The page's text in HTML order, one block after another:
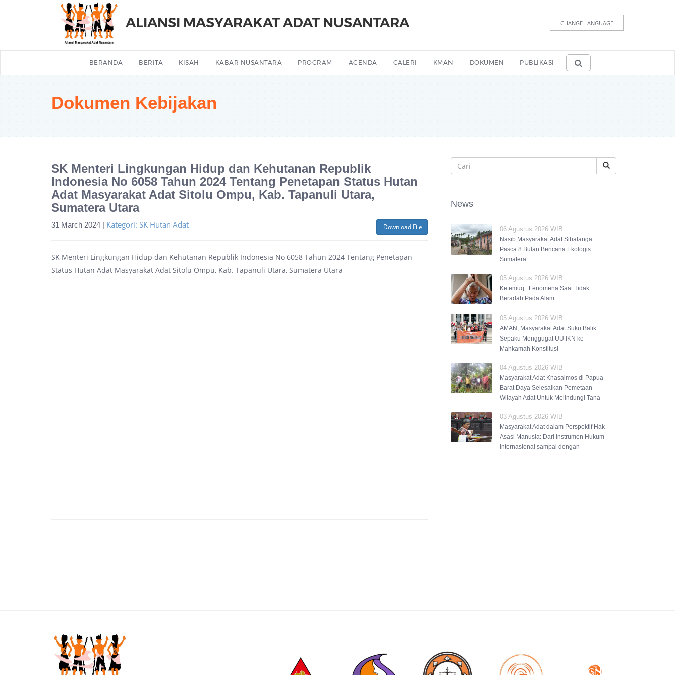
ALIANSI MASYARAKAT ADAT NUSANTARA CHANGE LANGUAGE
BERANDA BERITA KISAH KABAR NUSANTARA PROGRAM AGENDA GALERI KMAN DOKUMEN PUBLIKASI
Dokumen Kebijakan
SK Menteri Lingkungan Hidup dan Kehutanan Republik
Indonesia No 6058 Tahun 2024 Tentang Penetapan Status Hutan
Adat Masyarakat Adat Sitolu Ompu, Kab. Tapanuli Utara,
Sumatera Utara
Download File
31 March 2024 | Kategori: SK Hutan Adat
SK Menteri Lingkungan Hidup dan Kehutanan Republik Indonesia No 6058 Tahun 2024 Tentang Penetapan
Status Hutan Adat Masyarakat Adat Sitolu Ompu, Kab. Tapanuli Utara, Sumatera Utara
News
06 Agustus 2026 WIB
Nasib Masyarakat Adat Sibalanga
Pasca 8 Bulan Bencana Ekologis
Sumatera
05 Agustus 2026 WIB
Ketemuq : Fenomena Saat Tidak
Beradab Pada Alam
05 Agustus 2026 WIB
AMAN, Masyarakat Adat Suku Balik
Sepaku Menggugat UU IKN ke
Mahkamah Konstitusi
04 Agustus 2026 WIB
Masyarakat Adat Knasaimos di Papua
Barat Daya Selesaikan Pemetaan
Wilayah Adat Untuk Melindungi Tana
03 Agustus 2026 WIB
Masyarakat Adat dalam Perspektif Hak
Asasi Manusia: Dari Instrumen Hukum
Internasional sampai dengan